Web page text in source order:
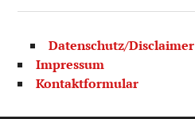
Datenschutz/Disclaimer
Impressum
Kontaktformular